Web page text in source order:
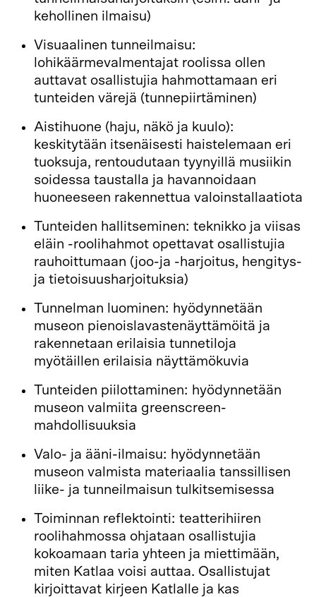
kehollinen ilmaisu)
Visuaalinen tunneilmaisu:
lohikäärmevalmentajat roolissa ollen
auttavat osallistujia hahmottamaan eri
tunteiden värejä (tunnepiirtäminen)
Aistihuone (haju, näkö ja kuulo):
keskitytään itsenäisesti haistelemaan eri
tuoksuja, rentoudutaan tyynyillä musiikin
soidessa taustalla ja havannoidaan
huoneeseen rakennettua valoinstallaatiota
Tunteiden hallitseminen: teknikko ja viisas
eläin -roolihahmot opettavat osallistujia
rauhoittumaan (joo-ja -harjoitus, hengitys-
ja tietoisuusharjoituksia)
Tunnelman luominen: hyödynnetään
museon pienoislavastenäyttämöitä ja
rakennetaan erilaisia tunnetiloja
myötäillen erilaisia näyttämökuvia
Tunteiden piilottaminen: hyödynnetään
museon valmiita greenscreen-
mahdollisuuksia
Valo- ja ääni-ilmaisu: hyödynnetään
museon valmista materiaalia tanssillisen
liike- ja tunneilmaisun tulkitsemisessa
Toiminnan reflektointi: teatterihiiren
roolihahmossa ohjataan osallistujia
kokoamaan taria yhteen ja miettimään,
miten Katlaa voisi auttaa. Osallistujat
kirjoittavat kirjeen Katlalle ja kas